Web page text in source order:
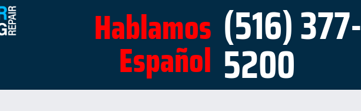
Hablamos
Español
(516) 377-
5200